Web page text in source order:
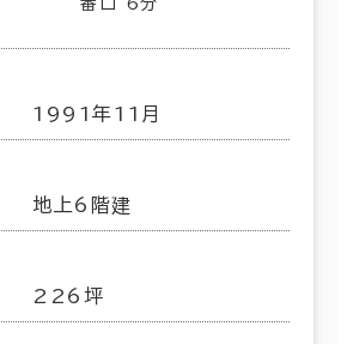
1991年11月
地上6階建
226坪